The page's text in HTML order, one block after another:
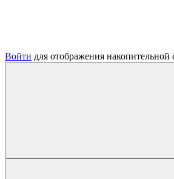
Войти для отображения накопительной